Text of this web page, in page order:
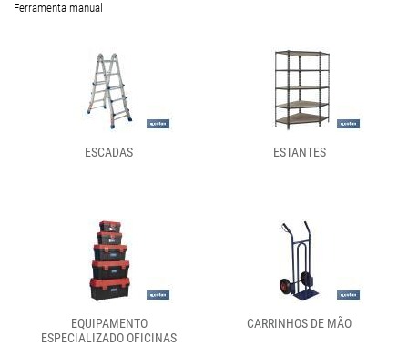
Ferramenta manual
ESCADAS ESTANTES
EQUIPAMENTO
ESPECIALIZADO OFICINAS
CARRINHOS DE MÃO